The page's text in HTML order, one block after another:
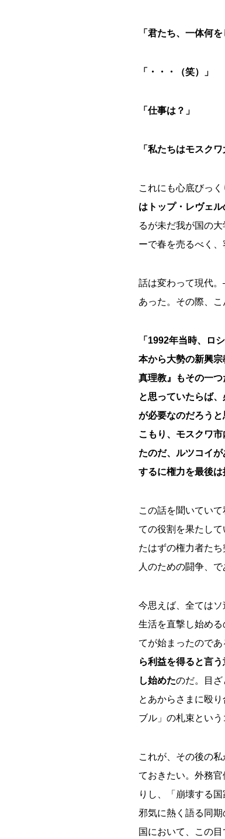
「君たち、一体何を
「・・・（笑）」
「仕事は？」
「私たちはモスク
これにも心底びっく
はトップ・レヴェ
るが未だ我が国の
ーで春を売るべく
話は変わって現代
あった。その際、こ
「1992年当時、ロ
本から大勢の新興
真理教』もその一
と思っていたらば
が必要なのだろう
こもり、モスクワ
たのだ、ルツコイ
するに権力を最後は
この話を聞いてい
ての役割を果たし
たはずの権力者た
人のための闘争、
今思えば、全ては
生活を直撃し始め
てが始まったのであ
ら利益を得ると言
し始めたのだ。目ざ
とあからさまに殴
ブル」の札束という
これが、その後の
ておきたい。外務
りし、「崩壊する
邪気に熱く語る同
国において、この